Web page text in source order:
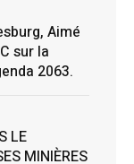
Aimé
sur la
2063.
LE
MINIÈRES